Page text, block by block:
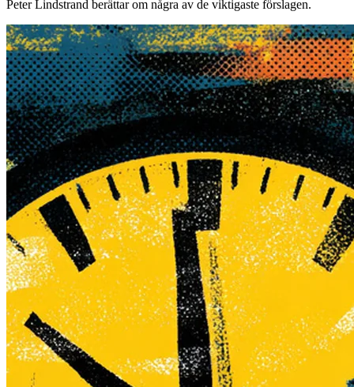
Peter Lindstrand berättar om några av de viktigaste förslagen.